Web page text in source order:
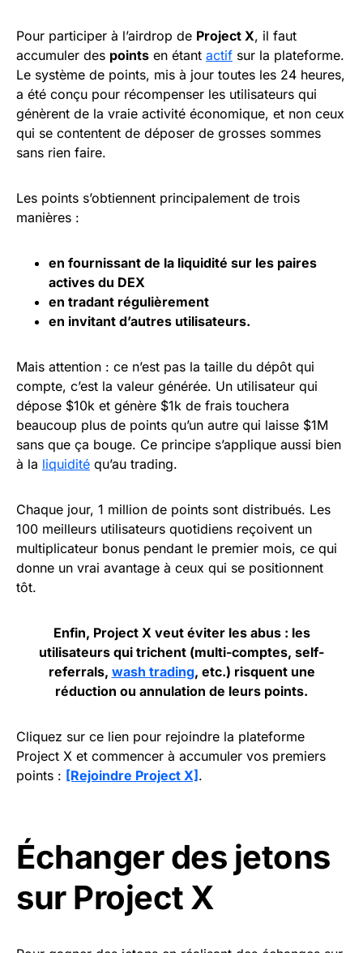
Pour participer à l’airdrop de Project X, il faut
accumuler des points en étant actif sur la plateforme.
Le système de points, mis à jour toutes les 24 heures,
a été conçu pour récompenser les utilisateurs qui
génèrent de la vraie activité économique, et non ceux
qui se contentent de déposer de grosses sommes
sans rien faire.
Les points s’obtiennent principalement de trois
manières :
en fournissant de la liquidité sur les paires
actives du DEX
en tradant régulièrement
en invitant d’autres utilisateurs.
Mais attention : ce n’est pas la taille du dépôt qui
compte, c’est la valeur générée. Un utilisateur qui
dépose $10k et génère $1k de frais touchera
beaucoup plus de points qu’un autre qui laisse $1M
sans que ça bouge. Ce principe s’applique aussi bien
à la liquidité qu’au trading.
Chaque jour, 1 million de points sont distribués. Les
100 meilleurs utilisateurs quotidiens reçoivent un
multiplicateur bonus pendant le premier mois, ce qui
donne un vrai avantage à ceux qui se positionnent
tôt.
Enfin, Project X veut éviter les abus : les
utilisateurs qui trichent (multi-comptes, self-
referrals, wash trading, etc.) risquent une
réduction ou annulation de leurs points.
Cliquez sur ce lien pour rejoindre la plateforme
Project X et commencer à accumuler vos premiers
points : [Rejoindre Project X] .
Échanger des jetons
sur Project X